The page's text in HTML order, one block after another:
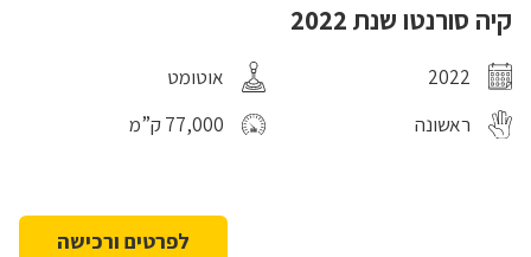
קיה סורנטו שנת 2022
2022
אוטומט
ראשונה
77,000 ק”מ
לפרטים ורכישה